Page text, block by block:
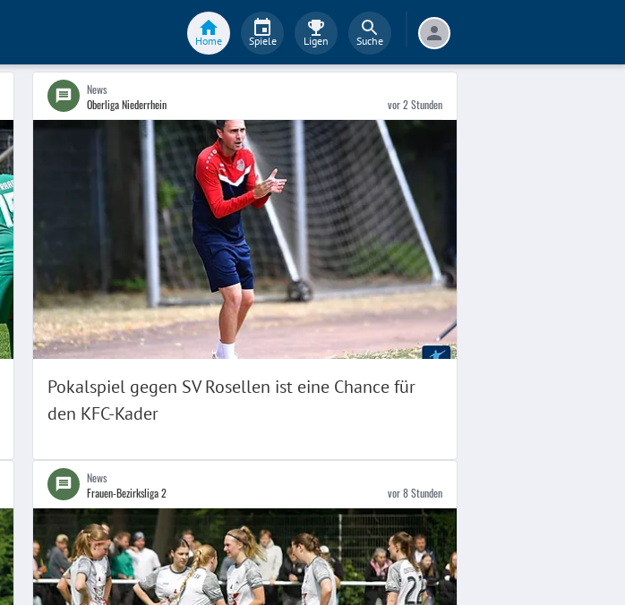
Home Spiele Ligen Suche
News
Oberliga Niederrhein
vor 2 Stunden
Pokalspiel gegen SV Rosellen ist eine Chance für
den KFC-Kader
News
Frauen-Bezirksliga 2
vor 8 Stunden